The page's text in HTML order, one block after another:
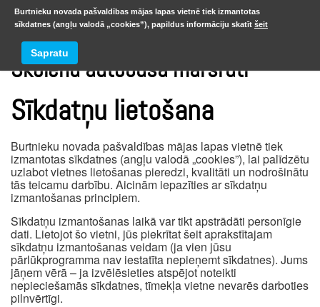
Skolēnu autobusa maršruti
Sīkdatņu lietošana
Burtnieku novada pašvaldības mājas lapas vietnē tiek
izmantotas sīkdatnes (angļu valodā „cookies”), lai palīdzētu
uzlabot vietnes lietošanas pieredzi, kvalitāti un nodrošinātu
tās teicamu darbību. Aicinām iepazīties ar sīkdatņu
izmantošanas principiem.
Sīkdatņu izmantošanas laikā var tikt apstrādāti personīgie
dati. Lietojot šo vietni, jūs piekrītat šeit aprakstītajam
sīkdatņu izmantošanas veidam (ja vien jūsu
pārlūkprogramma nav iestatīta nepieņemt sīkdatnes). Jums
jāņem vērā – ja izvēlēsieties atspējot noteikti
nepieciešamās sīkdatnes, tīmekļa vietne nevarēs darboties
pilnvērtīgi.
Burtnieku novada pašvaldības mājas lapas vietnē tiek izmantotas
sīkdatnes (angļu valodā „cookies”), papildus informāciju skatīt šeit
Sapratu